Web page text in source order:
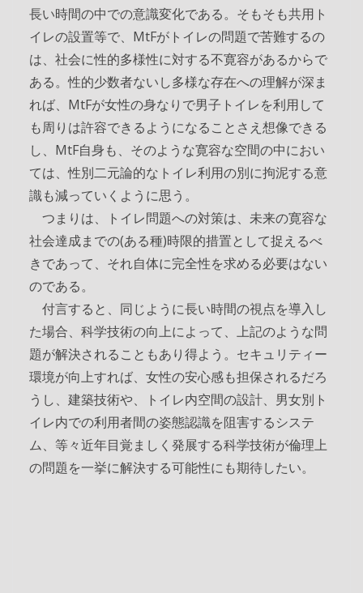
長い時間の中での意識変化である。そもそも共用ト
イレの設置等で、MtFがトイレの問題で苦難するの
は、社会に性的多様性に対する不寛容があるからで
ある。性的少数者ないし多様な存在への理解が深ま
れば、MtFが女性の身なりで男子トイレを利用して
も周りは許容できるようになることさえ想像できる
し、MtF自身も、そのような寛容な空間の中におい
ては、性別二元論的なトイレ利用の別に拘泥する意
識も減っていくように思う。
つまりは、トイレ問題への対策は、未来の寛容な
社会達成までの(ある種)時限的措置として捉えるべ
きであって、それ自体に完全性を求める必要はない
のである。
付言すると、同じように長い時間の視点を導入し
た場合、科学技術の向上によって、上記のような問
題が解決されることもあり得よう。セキュリティー
環境が向上すれば、女性の安心感も担保されるだろ
うし、建築技術や、トイレ内空間の設計、男女別ト
イレ内での利用者間の姿態認識を阻害するシステ
ム、等々近年目覚ましく発展する科学技術が倫理上
の問題を一挙に解決する可能性にも期待したい。